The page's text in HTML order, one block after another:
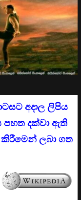
අදාල ලිපිය
පහත දක්වා ඇති
ලබා ගත